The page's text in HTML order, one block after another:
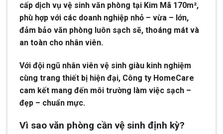
cấp dịch vụ vệ sinh văn phòng tại Kim Mã 170m²,
phù hợp với các doanh nghiệp nhỏ – vừa – lớn,
đảm bảo văn phòng luôn sạch sẽ, thoáng mát và
an toàn cho nhân viên.
Với đội ngũ nhân viên vệ sinh giàu kinh nghiệm
cùng trang thiết bị hiện đại, Công ty HomeCare
cam kết mang đến môi trường làm việc sạch –
đẹp – chuẩn mực.
Vì sao văn phòng cần vệ sinh định kỳ?